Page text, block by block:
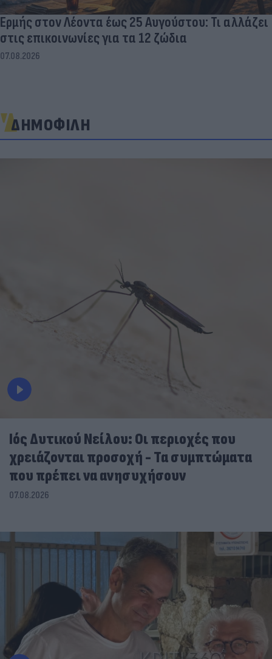
Ερμής στον Λέοντα έως 25 Αυγούστου: Τι αλλάζει
στις επικοινωνίες για τα 12 ζώδια
07.08.2026
ΔΗΜΟΦΙΛΗ
Ιός Δυτικού Νείλου: Οι περιοχές που
χρειάζονται προσοχή - Τα συμπτώματα
που πρέπει να ανησυχήσουν
07.08.2026